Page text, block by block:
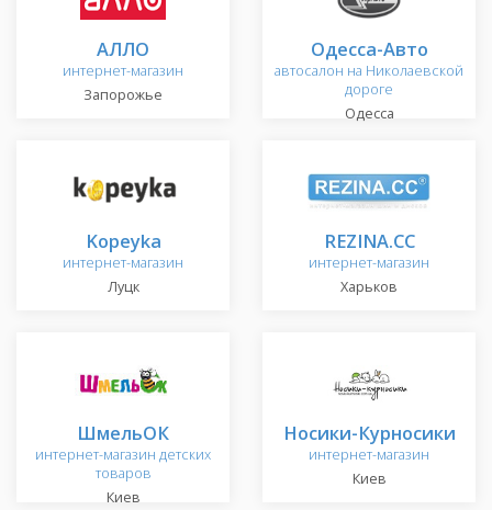
АЛЛО
интернет-магазин
Запорожье
Одесса-Авто
автосалон на Николаевской
дороге
Одесса
Kopeyka
интернет-магазин
Луцк
REZINA.CC
интернет-магазин
Харьков
ШмельОК
интернет-магазин детских
товаров
Киев
Носики-Курносики
интернет-магазин
Киев